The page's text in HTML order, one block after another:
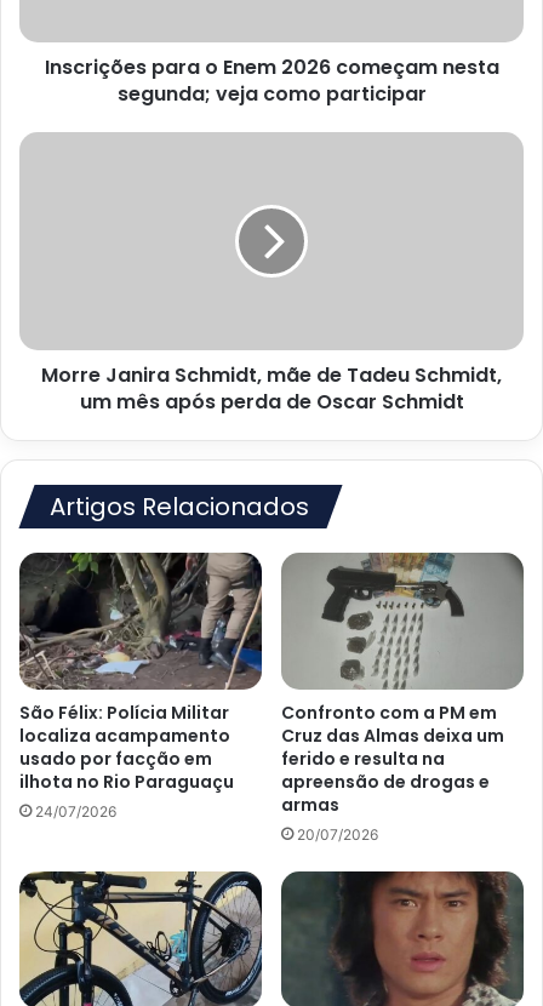
veja
comoInscrições para o Enem 2026 começam nesta
segunda; veja como participar
Morre
mês
apósMorre Janira Schmidt, mãe de Tadeu Schmidt,
um mês após perda de Oscar Schmidt
Artigos Relacionados
São Félix: Polícia Militar
localiza acampamento
usado por facção em
ilhota no Rio Paraguaçu
24/07/2026
Confronto com a PM em
Cruz das Almas deixa um
ferido e resulta na
apreensão de drogas e
armas
20/07/2026